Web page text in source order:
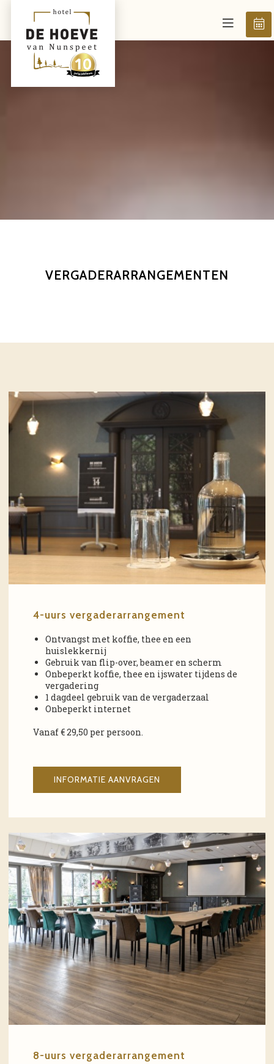
VERGADERARRANGEMENTEN
4-uurs vergaderarrangement
Ontvangst met koffie, thee en een
huislekkernij
Gebruik van flip-over, beamer en scherm
Onbeperkt koffie, thee en ijswater tijdens de
vergadering
1 dagdeel gebruik van de vergaderzaal
Onbeperkt internet
Vanaf € 29,50 per persoon.
INFORMATIE AANVRAGEN
8-uurs vergaderarrangement